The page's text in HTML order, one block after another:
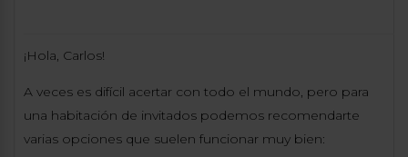
¡Hola, Carlos!
A veces es difícil acertar con todo el mundo, pero para
una habitación de invitados podemos recomendarte
varias opciones que suelen funcionar muy bien: